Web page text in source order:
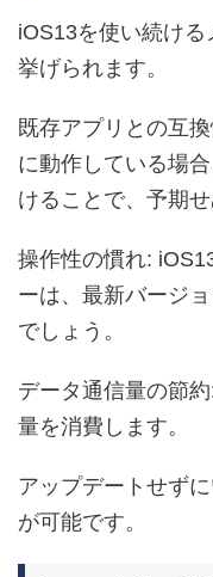
iOS13を使い続け
挙げられます。
既存アプリとの互
に動作している場
けることで、予期
操作性の慣れ:
ーは、最新バージ
でしょう。
データ通信量の節
量を消費します。
アップデートせず
が可能です。